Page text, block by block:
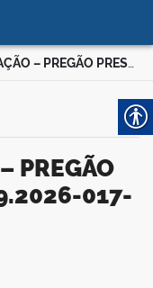
de
AVISO DE LICITAÇÃO – PREGÃO PRESENCIAL SRP Nº 9.2026-017-PMC
017-